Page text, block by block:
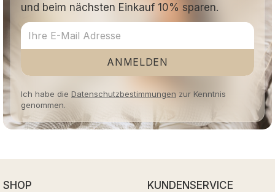
und beim nächsten Einkauf 10% sparen.
ANMELDEN
Ich habe die Datenschutzbestimmungen zur Kenntnis
genommen.
SHOP KUNDENSERVICE